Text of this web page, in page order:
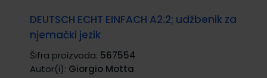
DEUTSCH ECHT EINFACH A2.2; udžbenik za
njemački jezik
Šifra proizvoda: 567554
Autor(i): Giorgio Motta